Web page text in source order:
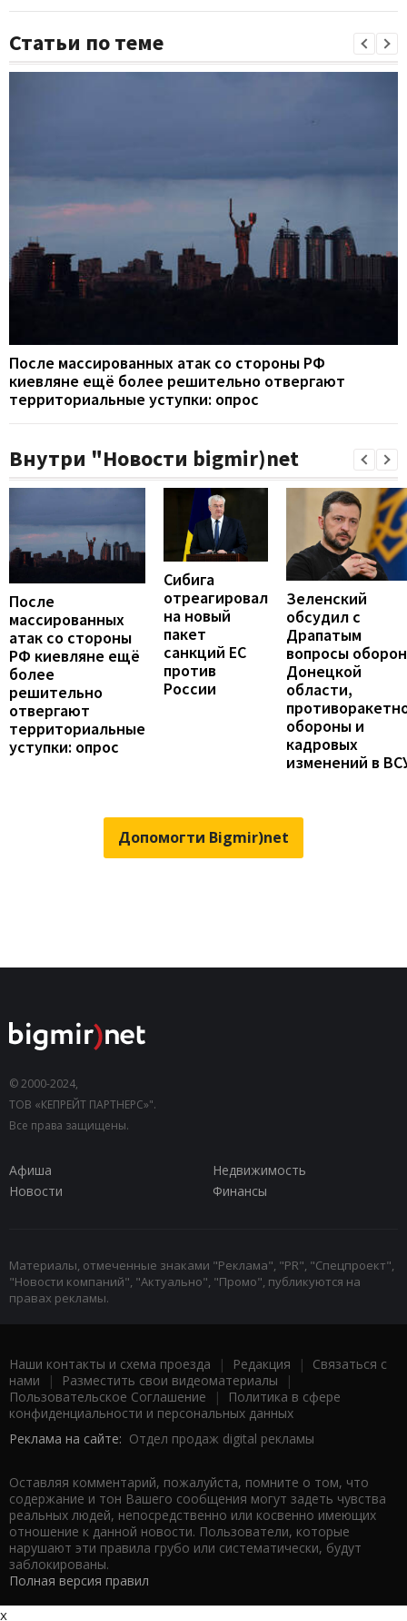
Статьи по теме
После массированных атак со стороны РФ
киевляне ещё более решительно отвергают
территориальные уступки: опрос
Внутри "Новости bigmir)net
После
массированных
атак со стороны
РФ киевляне ещё
более
решительно
отвергают
территориальные
уступки: опрос
Сибига
отреагировал
на новый
пакет
санкций ЕС
против
России
Зеленский
обсудил с
Драпатым
вопросы
Донецкой
области,
обороны и
кадровых
изменений в
Допомогти Bigmir)net
© 2000-2024,
ТОВ «КЕПРЕЙТ ПАРТНЕРС»".
Все права защищены.
Афиша
Недвижимость
Новости
Финансы
Материалы, отмеченные знаками "Реклама", "PR", "Спецпроект",
"Новости компаний", "Актуально", "Промо", публикуются на
правах рекламы.
Наши контакты и схема проезда | Редакция | Связаться с
нами | Разместить свои видеоматериалы |
Пользовательское Соглашение |
Политика в сфере
конфиденциальности и персональных данных
Реклама на сайте: Отдел продаж digital рекламы
Оставляя комментарий, пожалуйста, помните о том, что
содержание и тон Вашего сообщения могут задеть чувства
реальных людей, непосредственно или косвенно имеющих
отношение к данной новости. Пользователи, которые
нарушают эти правила грубо или систематически, будут
заблокированы.
Полная версия правил
x